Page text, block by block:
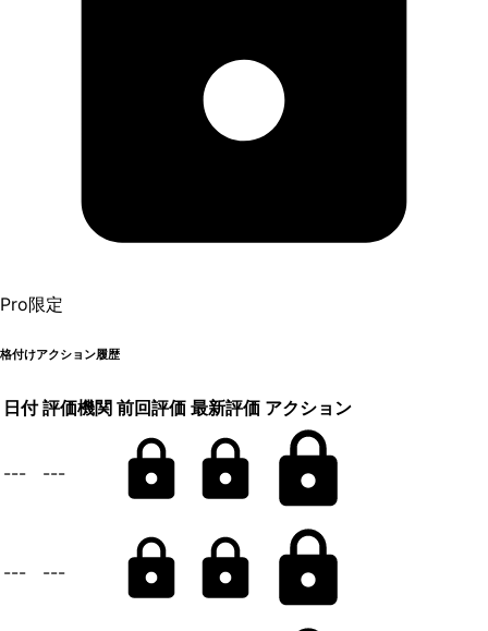
Pro限定
格付けアクション履歴
日付 評価機関 前回評価 最新評価 アクション
--- ---
--- ---